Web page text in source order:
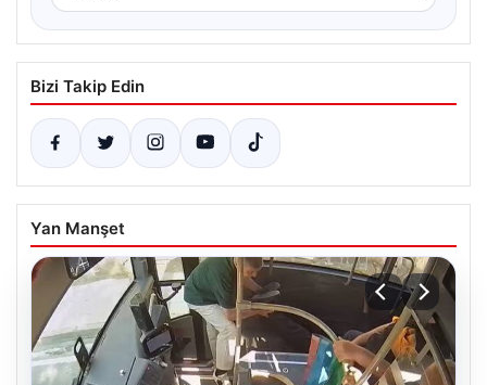
Bizi Takip Edin
Yan Manşet